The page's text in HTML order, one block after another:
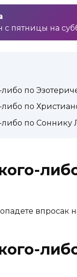
с пятницы на
либо по
либо по
либо по Соннику
впросак